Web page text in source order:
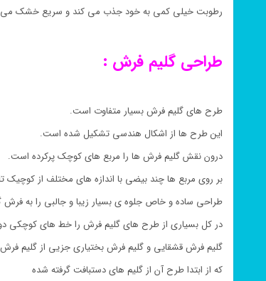
رطوبت خیلی کمی به خود جذب می کند و سریع خشک می
طراحی گلیم فرش :
طرح های گلیم فرش بسیار متفاوت است.
این طرح ها از اشکال هندسی تشکیل شده است.
درون نقش گلیم فرش ها را مربع های کوچک پرکرده است.
بر روی مربع ها چند بیضی با اندازه های مختلف از
طراحی ساده و خاص جلوه ی بسیار زیبا و جالبی را به فرش
در کل بسیاری از طرح های گلیم فرش را خط های کوچکی
گلیم فرش قشقایی و گلیم فرش بختیاری جزیی از گلیم
که از ابتدا طرح آن از گلیم های دستبافت گرفته شده